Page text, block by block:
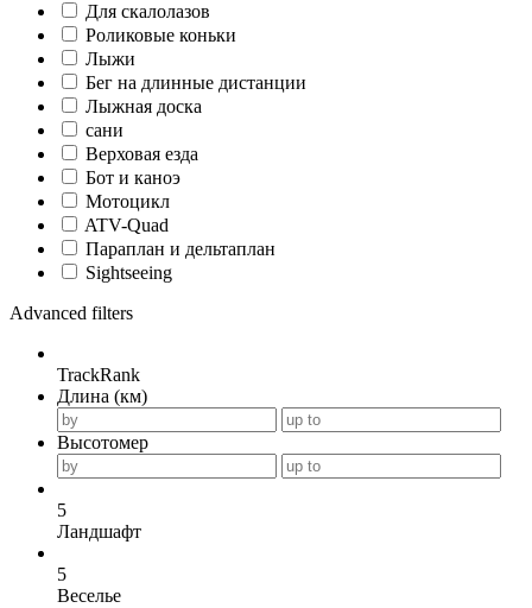
Для скалолазов
Роликовые коньки
Лыжи
Бег на длинные дистанции
Лыжная доска
сани
Верховая езда
Бот и каноэ
Мотоцикл
ATV-Quad
Параплан и дельтаплан
Sightseeing
Advanced filters
TrackRank
Длина (км)
Высотомер
5
Ландшафт
5
Веселье